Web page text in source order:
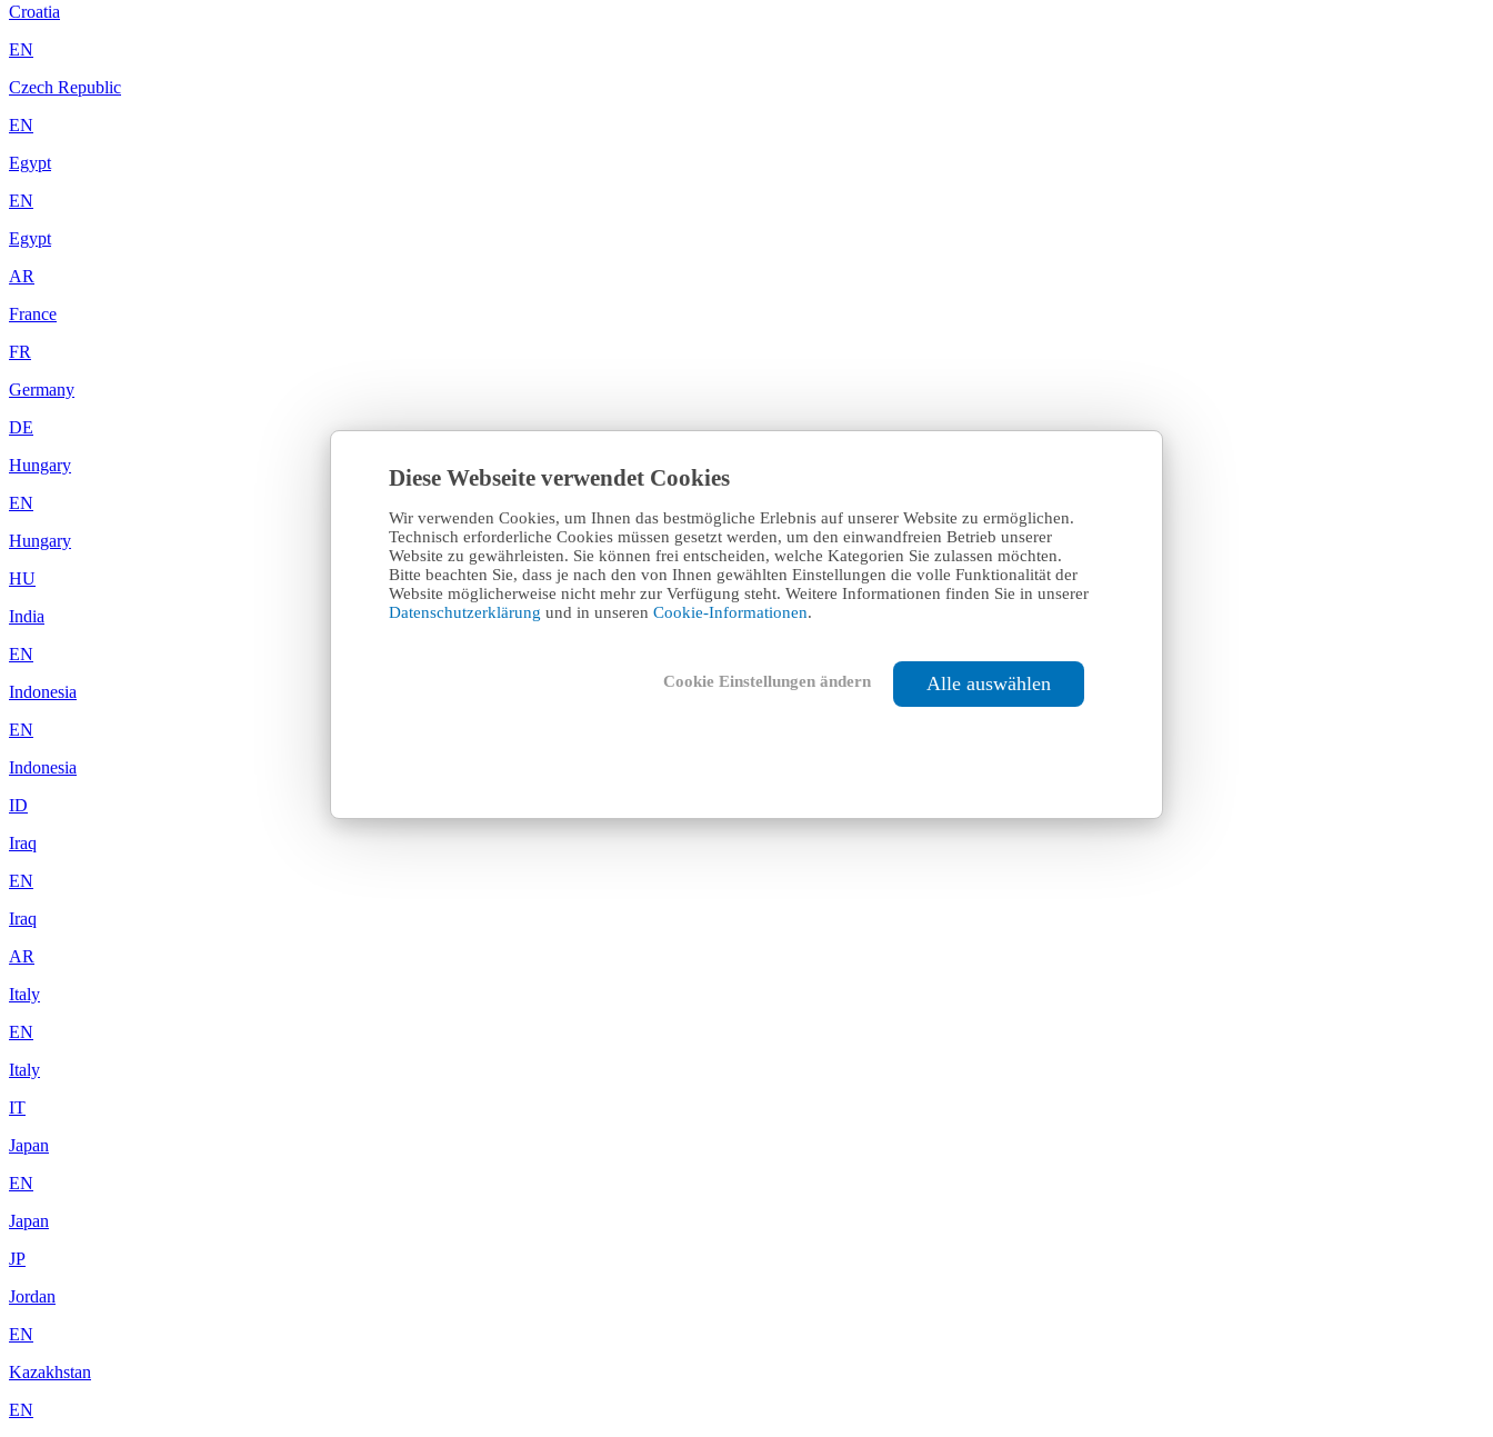
Diese Webseite verwendet Cookies
Wir verwenden Cookies, um Ihnen das bestmögliche Erlebnis auf unserer Website zu ermöglichen.
Technisch erforderliche Cookies müssen gesetzt werden, um den einwandfreien Betrieb unserer
Website zu gewährleisten. Sie können frei entscheiden, welche Kategorien Sie zulassen möchten.
Bitte beachten Sie, dass je nach den von Ihnen gewählten Einstellungen die volle Funktionalität der
Website möglicherweise nicht mehr zur Verfügung steht. Weitere Informationen finden Sie in unserer
Datenschutzerklärung und in unseren Cookie-Informationen.
Cookie Einstellungen ändern Alle auswählen
Croatia
EN
Czech Republic
EN
Egypt
EN
Egypt
AR
France
FR
Germany
DE
Hungary
EN
Hungary
HU
India
EN
Indonesia
EN
Indonesia
ID
Iraq
EN
Iraq
AR
Italy
EN
Italy
IT
Japan
EN
Japan
JP
Jordan
EN
Kazakhstan
EN